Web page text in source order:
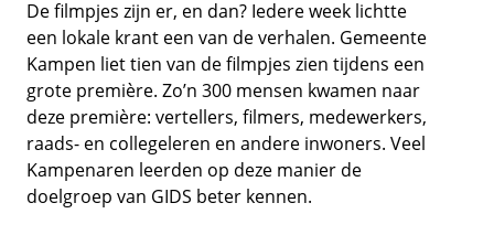
De filmpjes zijn er, en dan? Iedere week lichtte
een lokale krant een van de verhalen. Gemeente
Kampen liet tien van de filmpjes zien tijdens een
grote première. Zo’n 300 mensen kwamen naar
deze première: vertellers, filmers, medewerkers,
raads- en collegeleren en andere inwoners. Veel
Kampenaren leerden op deze manier de
doelgroep van GIDS beter kennen.